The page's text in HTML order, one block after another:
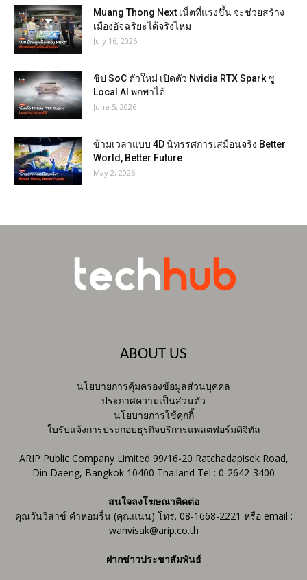
Muang Thong Next เน็ตที่แรงขึ้น จะช่วยสร้าง
เมืองอัจฉริยะได้จริงไหม
July 16, 2026
ชิป SoC ตัวใหม่ เปิดตัว Nvidia RTX Spark ชู
Local AI พกพาได้
June 5, 2026
ข้ามเวลาแบบ 4D นิทรรศการเสมือนจริง Better
World, Better Future
May 2, 2026
ABOUT US
นโยบายการคุ้มครองข้อมูลส่วนบุคคล
ประกาศความเป็นส่วนตัว
นโยบายการใช้คุกกี้
ใบรับแจ้งการประกอบธุรกิจบริการแพลตฟอร์มดิจิทัล
ARIP Public Company Limited 99/16-20 Ratchadapisek Road,
Din Daeng, Bangkok 10400 Thailand Tel : 0-2642-3400
สนใจลงโฆษณาติดต่อ
คุณวันวิสาข์ คำหอมรื่น (คุณแนน) โทร. 08-1668-2221 หรือ email :
wanvisak@arip.co.th
ฝากข่าวประชาสัมพันธ์